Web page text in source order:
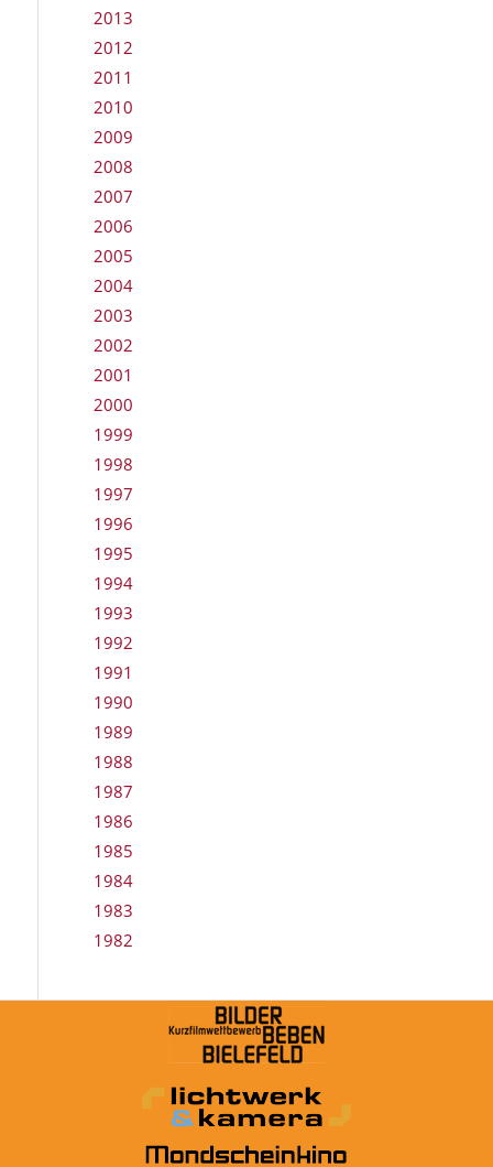
2013
2012
2011
2010
2009
2008
2007
2006
2005
2004
2003
2002
2001
2000
1999
1998
1997
1996
1995
1994
1993
1992
1991
1990
1989
1988
1987
1986
1985
1984
1983
1982